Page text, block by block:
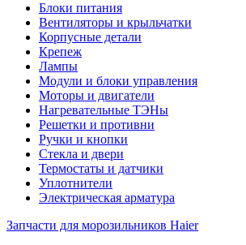
Блоки питания
Вентиляторы и крыльчатки
Корпусные детали
Крепеж
Лампы
Модули и блоки управления
Моторы и двигатели
Нагревательные ТЭНы
Решетки и противни
Ручки и кнопки
Стекла и двери
Термостаты и датчики
Уплотнители
Электрическая арматура
Запчасти для морозильников Haier